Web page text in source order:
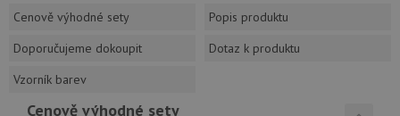
Cenově výhodné sety
Popis produktu
Doporučujeme dokoupit
Dotaz k produktu
Vzorník barev
Cenově výhodné sety